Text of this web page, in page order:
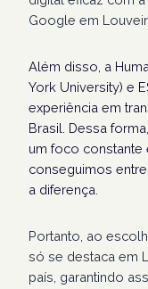
Google em
Além disso, a
York University) e
experiência em
Brasil. Dessa
um foco constante
conseguimos
a diferença.
Portanto, ao
só se destaca em
país, garantindo